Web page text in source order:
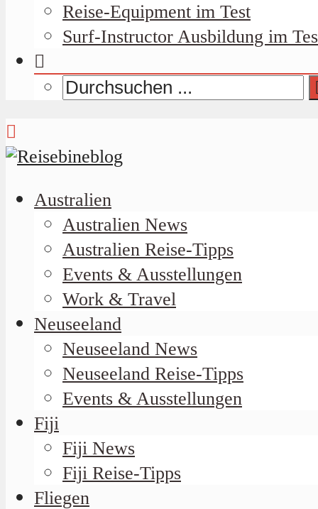
Reise-Equipment im Test
Surf-Instructor Ausbildung im
Australien
Australien News
Australien Reise-Tipps
Events & Ausstellungen
Work & Travel
Neuseeland
Neuseeland News
Neuseeland Reise-Tipps
Events & Ausstellungen
Fiji
Fiji News
Fiji Reise-Tipps
Fliegen